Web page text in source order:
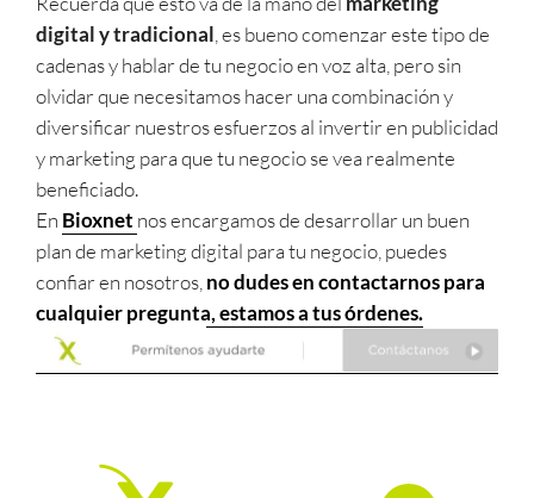
digital y tradicional , es bueno comenzar este tipo de
cadenas y hablar de tu negocio en voz alta, pero sin
olvidar que necesitamos hacer una combinación y
diversificar nuestros esfuerzos al invertir en publicidad
y marketing para que tu negocio se vea realmente
beneficiado.
En Bioxnet nos encargamos de desarrollar un buen
plan de marketing digital para tu negocio, puedes
confiar en nosotros, no dudes en contactarnos para
cualquier pregunta, estamos a tus órdenes.